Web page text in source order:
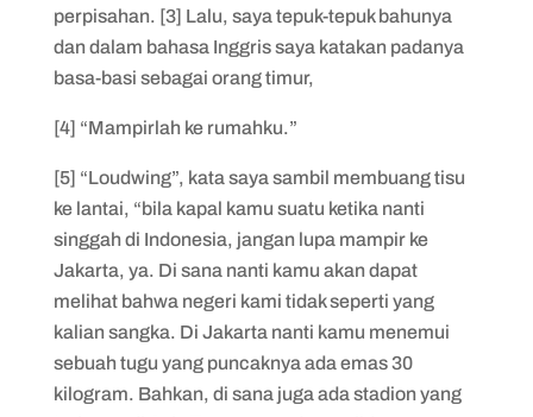
perpisahan. [3] Lalu, saya tepuk-tepuk bahunya
dan dalam bahasa Inggris saya katakan padanya
basa-basi sebagai orang timur,
[4] “Mampirlah ke rumahku.”
[5] “Loudwing”, kata saya sambil membuang tisu
ke lantai, “bila kapal kamu suatu ketika nanti
singgah di Indonesia, jangan lupa mampir ke
Jakarta, ya. Di sana nanti kamu akan dapat
melihat bahwa negeri kami tidak seperti yang
kalian sangka. Di Jakarta nanti kamu menemui
sebuah tugu yang puncaknya ada emas 30
kilogram. Bahkan, di sana juga ada stadion yang